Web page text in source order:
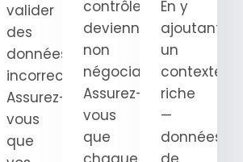
valider
des
données
incorrectes.
Assurez-
vous
que
contrôle
deviennent
non
négociables.
Assurez-
vous
que
En y
ajoutant
un
contexte
riche
—
données